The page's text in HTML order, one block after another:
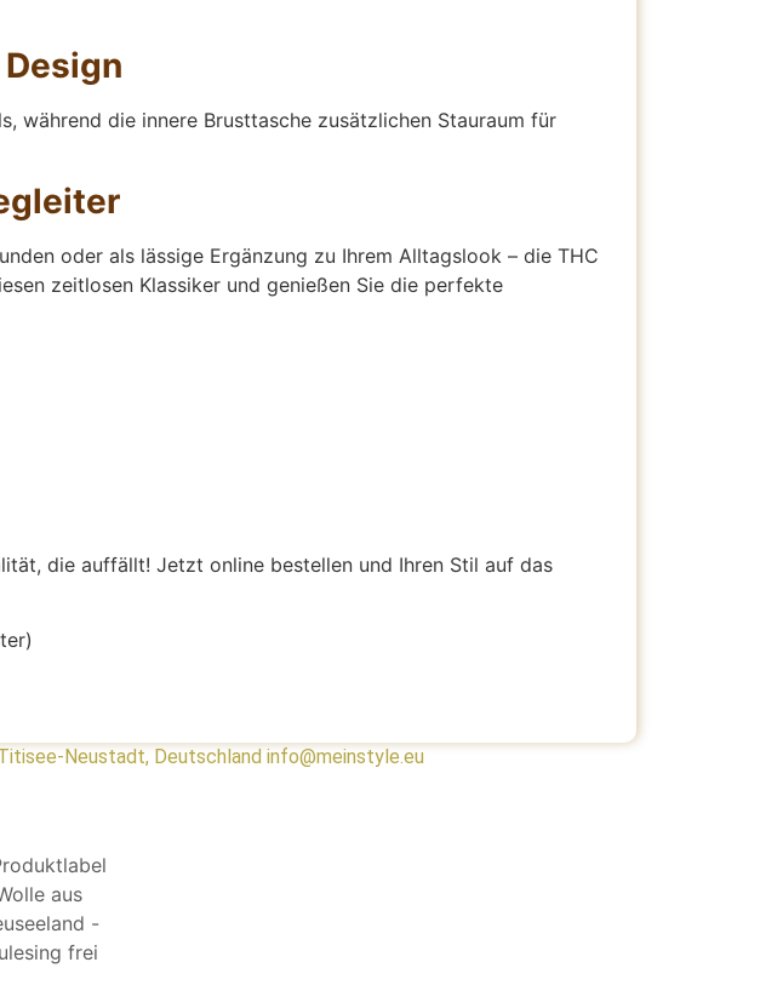
während die innere Brusttasche zusätzlichen Stauraum für
oder als lässige Ergänzung zu Ihrem Alltagslook – die THC
zeitlosen Klassiker und genießen Sie die perfekte
die auffällt! Jetzt online bestellen und Ihren Stil auf das
Neustadt, Deutschland info@meinstyle.eu